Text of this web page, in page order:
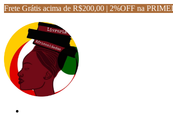
Frete Grátis acima de R$200,00 | 2%OFF na